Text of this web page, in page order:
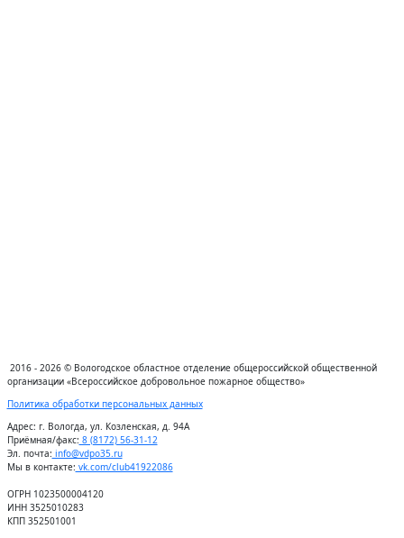
2016 - 2026 © Вологодское областное отделение общероссийской общественной
организации «Всероссийское добровольное пожарное общество»
Политика обработки персональных данных
Адрес: г. Вологда, ул. Козленская, д. 94А
Приёмная/факс: 8 (8172) 56-31-12
Эл. почта: info@vdpo35.ru
Мы в контакте: vk.com/club41922086
ОГРН 1023500004120
ИНН 3525010283
КПП 352501001